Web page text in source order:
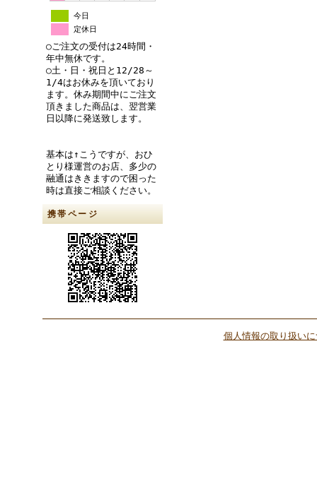
今日
定休日
○ご注文の受付は24時間・
年中無休です。
○土・日・祝日と12/28～
1/4はお休みを頂いており
ます。休み期間中にご注文
頂きました商品は、翌営業
日以降に発送致します。
基本は↑こうですが、おひ
とり様運営のお店、多少の
融通はききますので困った
時は直接ご相談ください。
携帯ページ
個人情報の取り扱い